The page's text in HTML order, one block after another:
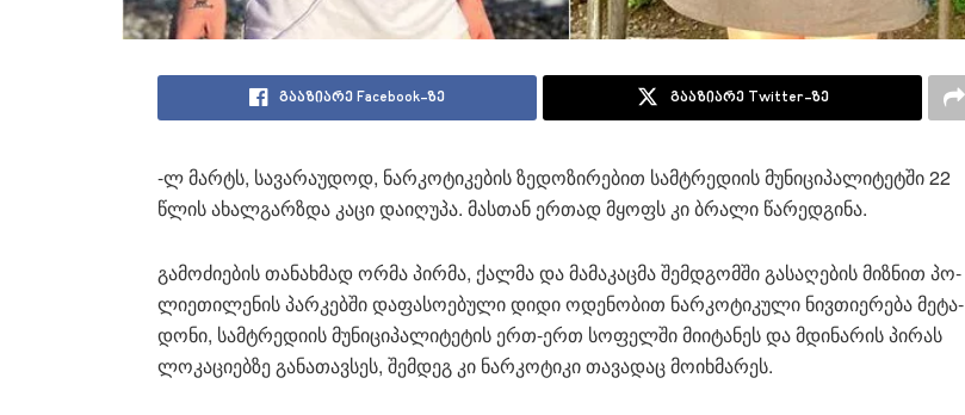
გააზიარე Facebook-ზე გააზიარე Twitter-ზე
-ლ მარტს, სა­ვა­რა­უ­დოდ, ნარ­კო­ტი­კე­ბის ზე­დო­ზი­რე­ბით სამ­ტრე­დი­ის მუ­ნი­ცი­პა­ლი­ტეტ­ში 22
წლის ახალ­გარზდა კაცი და­ი­ღუ­პა. მას­თან ერ­თად მყოფს კი ბრა­ლი წა­რედ­გი­ნა.
გა­მო­ძი­ე­ბის თა­ნახ­მად ორმა პირ­მა, ქალ­მა და მა­მა­კაც­მა შემ­დგომ­ში გა­სა­ღე­ბის მიზ­ნით პო­
ლი­ე­თი­ლე­ნის პარ­კებ­ში და­ფა­სო­ე­ბუ­ლი დიდი ოდე­ნო­ბით ნარ­კო­ტი­კუ­ლი ნივ­თი­ე­რე­ბა მე­ტა­
დო­ნი, სამ­ტრე­დი­ის მუ­ნი­ცი­პა­ლი­ტე­ტის ერთ-ერთ სო­ფელ­ში მი­ი­ტა­ნეს და მდი­ნა­რის პი­რას
ლო­კა­ცი­ებ­ზე გა­ნა­თავ­სეს, შემ­დეგ კი ნარ­კო­ტი­კი თა­ვა­დაც მო­იხ­მა­რეს.